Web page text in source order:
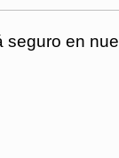
seguro en